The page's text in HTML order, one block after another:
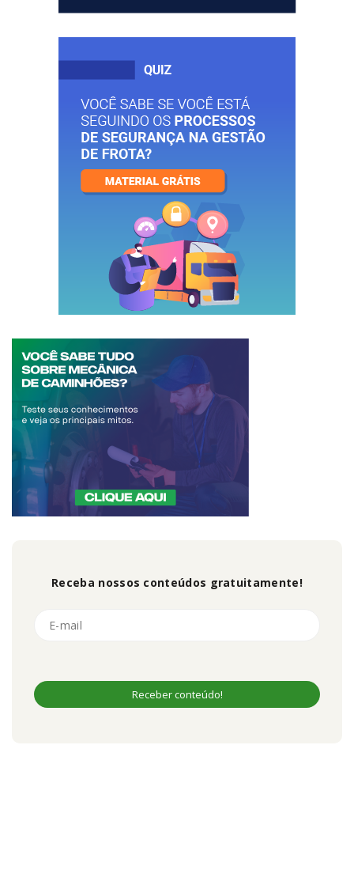
Receba nossos conteúdos gratuitamente!